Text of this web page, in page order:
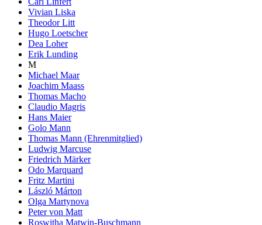
Vivian Liska
Theodor Litt
Hugo Loetscher
Dea Loher
Erik Lunding
M
Michael Maar
Joachim Maass
Thomas Macho
Claudio Magris
Hans Maier
Golo Mann
Thomas Mann (Ehrenmitglied)
Ludwig Marcuse
Friedrich Märker
Odo Marquard
Fritz Martini
László Márton
Olga Martynova
Peter von Matt
Roswitha Matwin-Buschmann